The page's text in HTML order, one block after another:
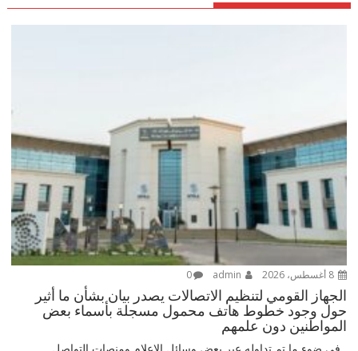
8 أغسطس، 2026 0
الجهاز القومي لتنظيم الاتصالات يصدر بيان بشأن ما أثير
حول وجود خطوط هاتف محمول مسجلة بأسماء بعض
المواطنين دون علمهم